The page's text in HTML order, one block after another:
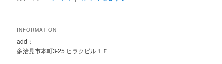
INFORMATION
add：
多治見市本町3-25 ヒラクビル１Ｆ